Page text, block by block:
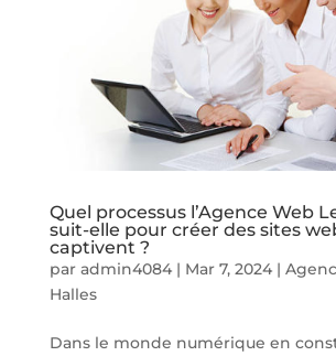
Quel processus l’Agence Web
suit-elle pour créer des sites
captivent ?
par admin4084| Mar 7, 2024|
Halles
Dans le monde numérique en